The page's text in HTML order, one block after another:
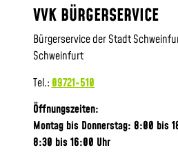
VVK BÜRGERSERVICE
Bürgerservice der Stadt
Schweinfurt
Tel.: 09721-510
Öffnungszeiten:
Montag bis Donnerstag: 8:00 bis
8:30 bis 16:00 Uhr